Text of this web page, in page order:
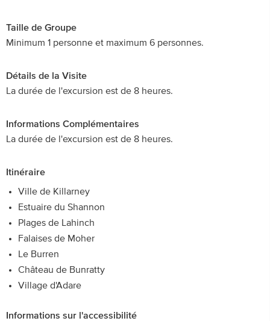
Taille de Groupe
Minimum 1 personne et maximum 6 personnes.
Détails de la Visite
La durée de l'excursion est de 8 heures.
Informations Complémentaires
La durée de l'excursion est de 8 heures.
Itinéraire
Ville de Killarney
Estuaire du Shannon
Plages de Lahinch
Falaises de Moher
Le Burren
Château de Bunratty
Village d'Adare
Informations sur l'accessibilité